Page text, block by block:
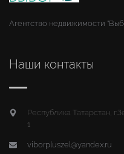
Агентство недвижимости
Наши контакты
Республика Татарстан,
1
viborpluszel@yandex.ru